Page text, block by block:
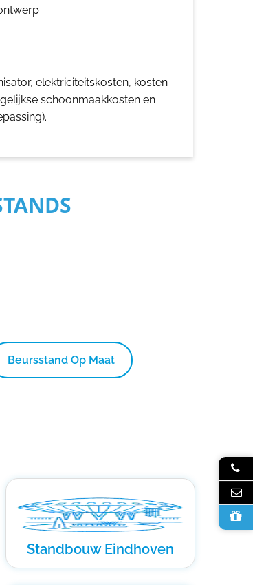
elektriciteitskosten, kosten
schoonmaakkosten en
Beursstand Op Maat
Standbouw Eindhoven